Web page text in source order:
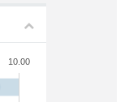
10.00